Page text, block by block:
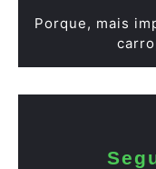
Porque, mais